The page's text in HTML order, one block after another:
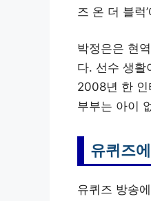
즈 온 더 블럭
박정은은 현
다. 선수 생활
2008년 한 인
부부는 아이
유퀴즈
유퀴즈 방송